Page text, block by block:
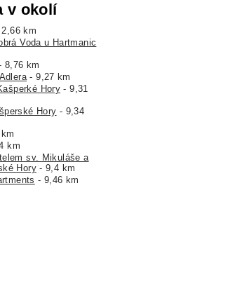
v okolí
2,66 km
Voda u Hartmanic
8,76 km
- 9,27 km
Hory - 9,31
Hory - 9,34
km
sv. Mikuláše a
Hory- 9,4 km
- 9,46 km